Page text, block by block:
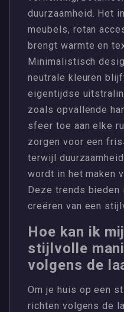
duurzaamheid. Het
meubels, rotan
brengt warmte en
Minimalistisch
neutrale kleuren
eigentijdse
zoals opvallende
sfeer toe aan elke
zorgen voor een
terwijl
wordt in het maken
Deze trends
creëren van een
Hoe kan ik
stijlvolle
volgens de
Om je huis op een
richten volgens de